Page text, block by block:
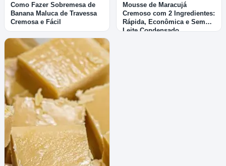
Como Fazer Sobremesa de
Banana Maluca de Travessa
Cremosa e Fácil
Mousse de Maracujá
Cremoso com 2 Ingredientes:
Rápida, Econômica e Sem
Leite Condensado